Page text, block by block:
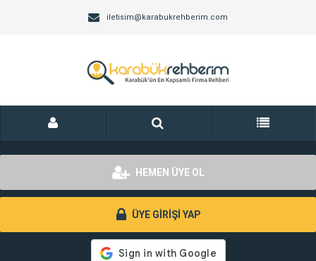
iletisim@karabukrehberim.com
HEMEN ÜYE OL
ÜYE GİRİŞİ YAP